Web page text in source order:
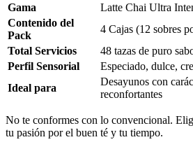
Gama
Latte Chai Ultra
Contenido del
Pack
4 Cajas (12 sobres
Total Servicios
48 tazas de puro
Perfil Sensorial
Especiado, dulce,
Ideal para
Desayunos con
reconfortantes
No te conformes con lo convencional.
tu pasión por el buen té y tu tiempo.